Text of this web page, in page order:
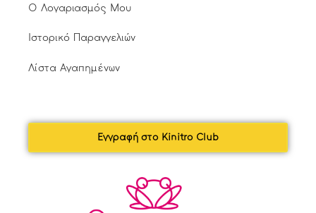
Ο Λογαριασμός Μου
Ιστορικό Παραγγελιών
Λίστα Αγαπημένων
Εγγραφή στο Kinitro Club